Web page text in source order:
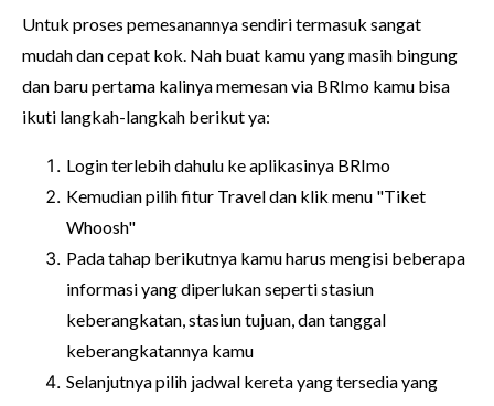
Untuk proses pemesanannya sendiri termasuk sangat
mudah dan cepat kok. Nah buat kamu yang masih bingung
dan baru pertama kalinya memesan via BRImo kamu bisa
ikuti langkah-langkah berikut ya:
Login terlebih dahulu ke aplikasinya BRImo
Kemudian pilih fitur Travel dan klik menu "Tiket
Whoosh"
Pada tahap berikutnya kamu harus mengisi beberapa
informasi yang diperlukan seperti stasiun
keberangkatan, stasiun tujuan, dan tanggal
keberangkatannya kamu
Selanjutnya pilih jadwal kereta yang tersedia yang